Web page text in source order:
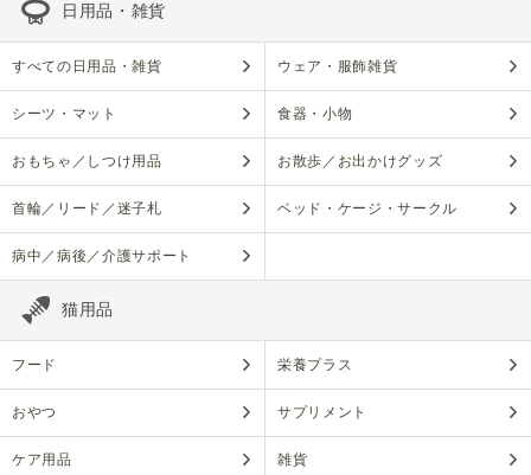
日用品・雑貨
すべての日用品・雑貨 ウェア・服飾雑貨
シーツ・マット 食器・小物
おもちゃ／しつけ用品 お散歩／お出かけグッズ
首輪／リード／迷子札 ベッド・ケージ・サークル
病中／病後／介護サポート
猫用品
フード 栄養プラス
おやつ サプリメント
ケア用品 雑貨